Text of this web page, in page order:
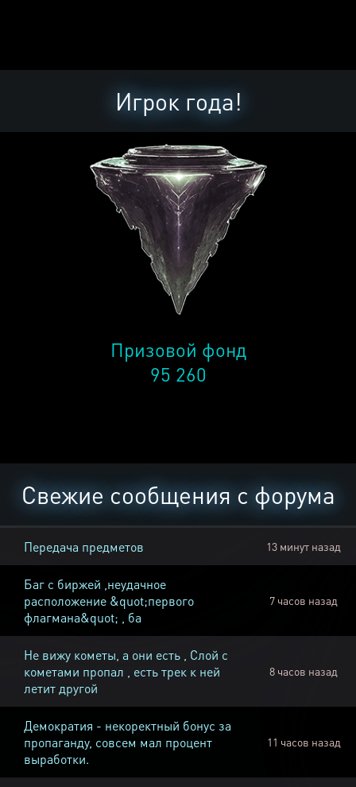
Игрок года!
Призовой фонд
95 260
Свежие сообщения с форума
Передача предметов 13 минут назад
Баг с биржей ,неудачное
расположение &quot;первого
флагмана&quot; , ба
7 часов назад
Не вижу кометы, а они есть , Слой с
кометами пропал , есть трек к ней
летит другой
8 часов назад
Демократия - некоректный бонус за
пропаганду, совсем мал процент
выработки.
11 часов назад